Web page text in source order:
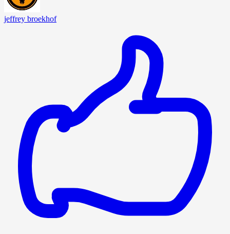
jeffrey broekhof